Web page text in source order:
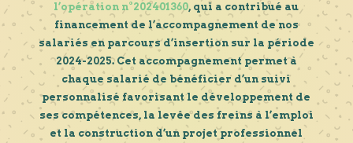
l’opération n°202401360, qui a contribué au
financement de l’accompagnement de nos
salariés en parcours d’insertion sur la période
2024-2025. Cet accompagnement permet à
chaque salarié de bénéficier d’un suivi
personnalisé favorisant le développement de
ses compétences, la levée des freins à l’emploi
et la construction d’un projet professionnel